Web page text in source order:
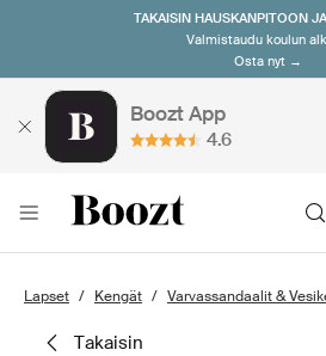
TAKAISIN HAUSKANPITOON
Valmistaudu koulun
Osta nyt →
Boozt App
4.6
Lapset Kengät Varvassandaalit &
takaisin